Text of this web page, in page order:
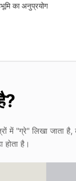
का अनुप्रयोग
में "ग्रे" लिखा
होता है।